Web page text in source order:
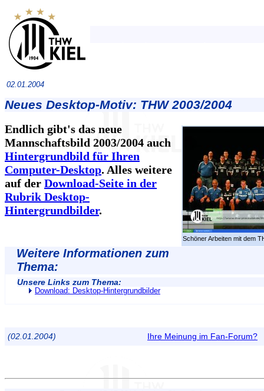
02.01.2004
Neues Desktop-Motiv: THW 2003/2004
Schöner Arbeiten mit dem
Endlich gibt's das neue
Mannschaftsbild 2003/2004 auch
Hintergrundbild für Ihren
Computer-Desktop. Alles weitere
auf der Download-Seite in der
Rubrik Desktop-
Hintergrundbilder.
Weitere Informationen zum
Thema:
Unsere Links zum Thema:
Download: Desktop-Hintergrundbilder
(02.01.2004) Ihre Meinung im Fan-Forum?